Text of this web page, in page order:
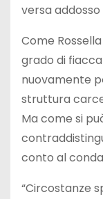
versa
Come
grado di
nuovamente
struttura
Ma come si
conto al
“Circostanze